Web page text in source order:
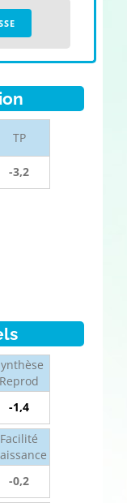
TP
-3,2
Reprod
-1,4
Facilité
-0,2